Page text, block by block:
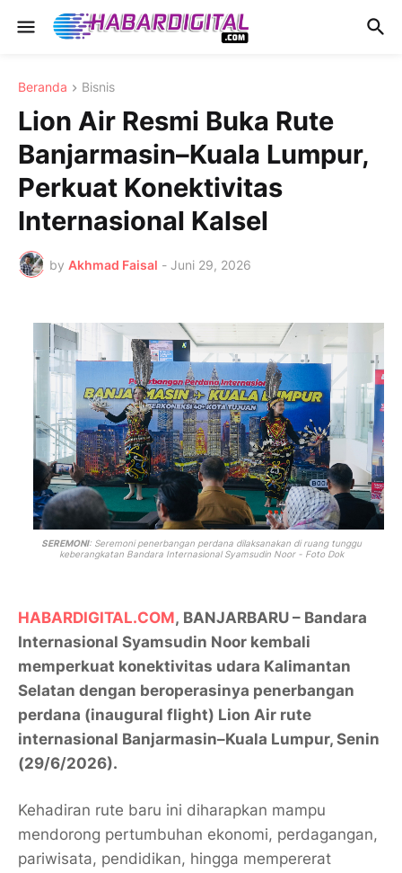
Beranda Bisnis
Lion Air Resmi Buka Rute
Banjarmasin–Kuala Lumpur,
Perkuat Konektivitas
Internasional Kalsel
by Akhmad Faisal - Juni 29, 2026
SEREMONI: Seremoni penerbangan perdana dilaksanakan di ruang tunggu
keberangkatan Bandara Internasional Syamsudin Noor - Foto Dok
HABARDIGITAL.COM, BANJARBARU – Bandara
Internasional Syamsudin Noor kembali
memperkuat konektivitas udara Kalimantan
Selatan dengan beroperasinya penerbangan
perdana (inaugural flight) Lion Air rute
internasional Banjarmasin–Kuala Lumpur, Senin
(29/6/2026).
Kehadiran rute baru ini diharapkan mampu
mendorong pertumbuhan ekonomi, perdagangan,
pariwisata, pendidikan, hingga mempererat